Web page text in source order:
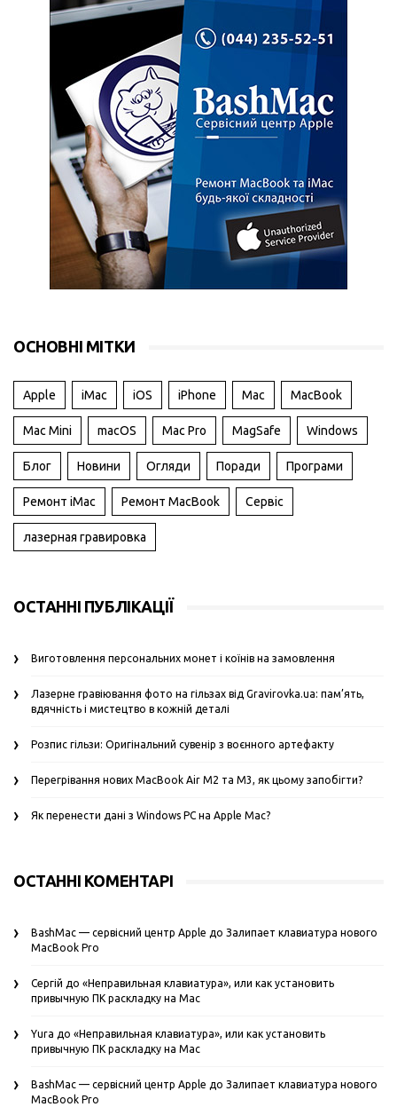
ОСНОВНІ МІТКИ
Apple iMac iOS iPhone Mac MacBook
Mac Mini macOS Mac Pro MagSafe Windows
Блог Новини Огляди Поради Програми
Ремонт iMac Ремонт MacBook Сервіс
лазерная гравировка
ОСТАННІ ПУБЛІКАЦІЇ
Виготовлення персональних монет і коїнів на замовлення
Лазерне гравіювання фото на гільзах від Gravirovka.ua: пам’ять,
вдячність і мистецтво в кожній деталі
Розпис гільзи: Оригінальний сувенір з воєнного артефакту
Перегрівання нових MacBook Air M2 та M3, як цьому запобігти?
Як перенести дані з Windows PC на Apple Mac?
ОСТАННІ КОМЕНТАРІ
BashMac — сервісний центр Apple до Залипает клавиатура нового
MacBook Pro
Сергій до «Неправильная клавиатура», или как установить
привычную ПК раскладку на Mac
Yura до «Неправильная клавиатура», или как установить
привычную ПК раскладку на Mac
BashMac — сервісний центр Apple до Залипает клавиатура нового
MacBook Pro